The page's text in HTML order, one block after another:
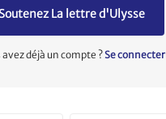
Soutenez La lettre d'Ulysse
avez déjà un compte ?Se connecter